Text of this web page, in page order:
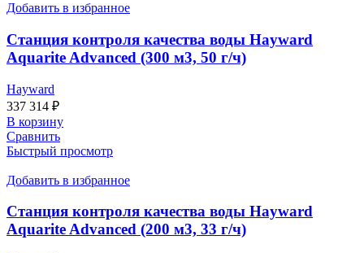
Добавить в избранное
Станция контроля качества воды Hayward
Aquarite Advanced (300 м3, 50 г/ч)
Hayward
337 314 ₽
В корзину
Сравнить
Быстрый просмотр
Добавить в избранное
Станция контроля качества воды Hayward
Aquarite Advanced (200 м3, 33 г/ч)